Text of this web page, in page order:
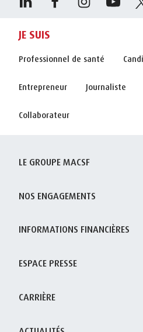
JE SUIS
Professionnel de santé
Entrepreneur Journaliste
Collaborateur
LE GROUPE MACSF
NOS ENGAGEMENTS
INFORMATIONS FINANCIÈRES
ESPACE PRESSE
CARRIÈRE